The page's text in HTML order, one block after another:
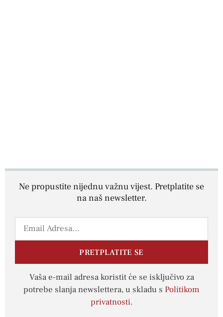
Ne propustite nijednu važnu vijest. Pretplatite se
na naš newsletter.
PRETPLATITE SE
Vaša e-mail adresa koristit će se isključivo za
potrebe slanja newslettera, u skladu s Politikom
privatnosti.